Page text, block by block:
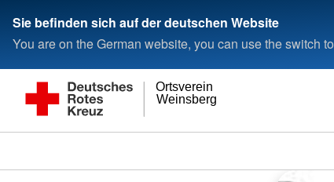
Sie befinden sich auf der deutschen Website
You are on the German website, you can use the switch
Weinsberg
Ortsverein